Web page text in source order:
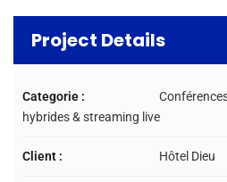
Project Details
Categorie :
hybrides & streaming live
Client : Hôtel Dieu